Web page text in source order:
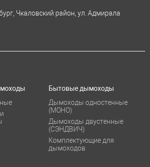
Чкаловский район, ул. Адмирала
Бытовые дымоходы
Дымоходы одностенные
(МОНО)
Дымоходы двустенные
(СЭНДВИЧ)
Комплектующие для
дымоходов